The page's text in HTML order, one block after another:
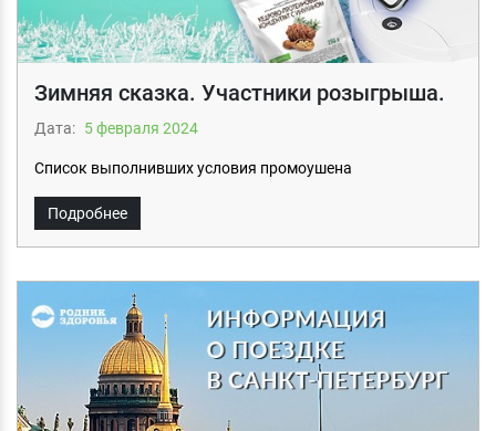
Зимняя сказка. Участники розыгрыша.
Дата: 5 февраля 2024
Список выполнивших условия промоушена
Подробнее